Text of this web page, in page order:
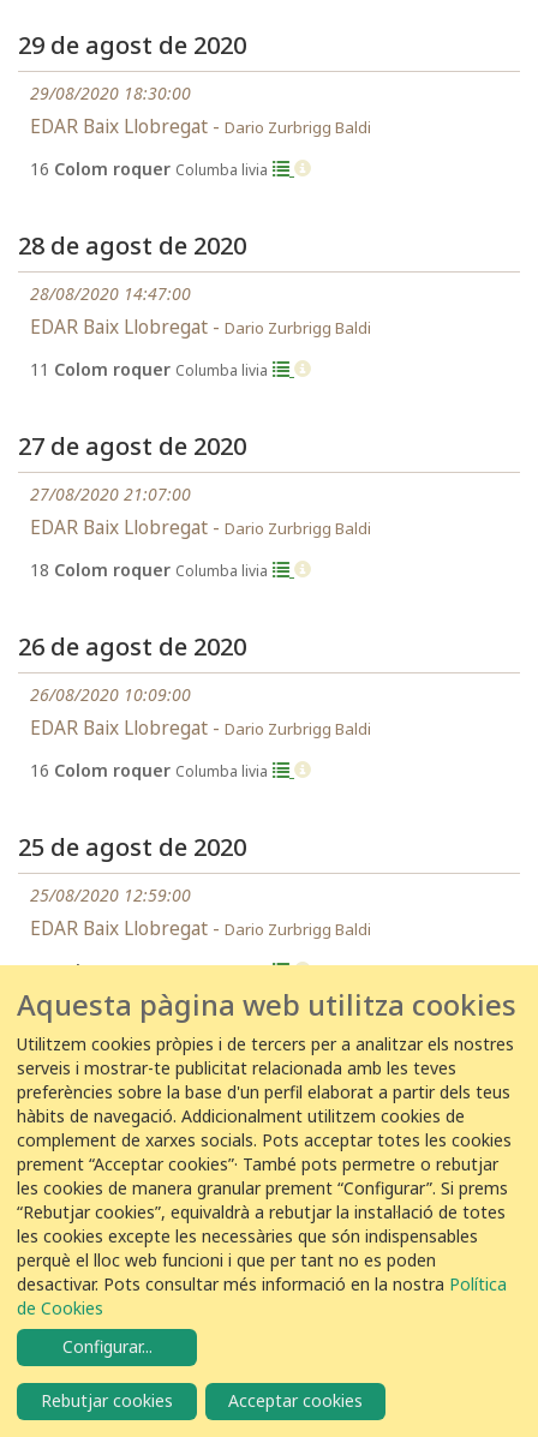
29 de agost de 2020
29/08/2020 18:30:00
EDAR Baix Llobregat - Dario Zurbrigg Baldi
16 Colom roquer Columba livia
28 de agost de 2020
28/08/2020 14:47:00
EDAR Baix Llobregat - Dario Zurbrigg Baldi
11 Colom roquer Columba livia
27 de agost de 2020
27/08/2020 21:07:00
EDAR Baix Llobregat - Dario Zurbrigg Baldi
18 Colom roquer Columba livia
26 de agost de 2020
26/08/2020 10:09:00
EDAR Baix Llobregat - Dario Zurbrigg Baldi
16 Colom roquer Columba livia
25 de agost de 2020
25/08/2020 12:59:00
EDAR Baix Llobregat - Dario Zurbrigg Baldi
21Colom roquer Columba livia
24 de agost de 2020
24/08/2020 12:55:00
EDAR Baix Llobregat -Dario Zurbrigg Baldi
18Colom roquer Columba livia
19 de agost de 2020
19/08/2020 08:35:00
EDAR Tarragona -Ramon Arbós Farré
60Colom roquer Columba livia
Aquesta pàgina web utilitza cookies
Utilitzem cookies pròpies i de tercers per a analitzar els nostres
serveis i mostrar-te publicitat relacionada amb les teves
preferències sobre la base d'un perfil elaborat a partir dels teus
hàbits de navegació. Addicionalment utilitzem cookies de
complement de xarxes socials. Pots acceptar totes les cookies
prement “Acceptar cookies”· També pots permetre o rebutjar
les cookies de manera granular prement “Configurar”. Si prems
“Rebutjar cookies”, equivaldrà a rebutjar la instal·lació de totes
les cookies excepte les necessàries que són indispensables
perquè el lloc web funcioni i que per tant no es poden
desactivar. Pots consultar més informació en la nostra Política
de Cookies
Configurar...
Rebutjar cookies Acceptar cookies